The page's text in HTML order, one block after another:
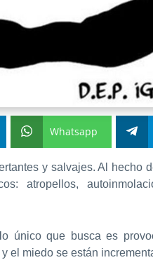
Whatsapp
y salvajes. Al hecho
único que busca es
el miedo se están